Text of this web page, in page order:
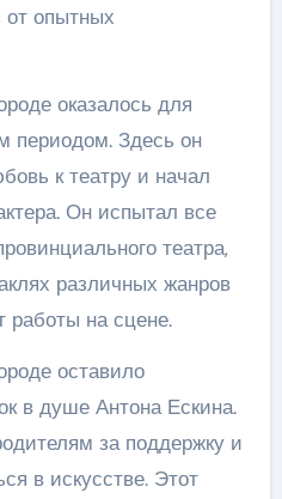
от опытных
оказалось для
периодом. Здесь он
к театру и начал
Он испытал все
театра,
различных жанров
работы на сцене.
оставило
в душе Антона Ескина.
за поддержку и
в искусстве. Этот